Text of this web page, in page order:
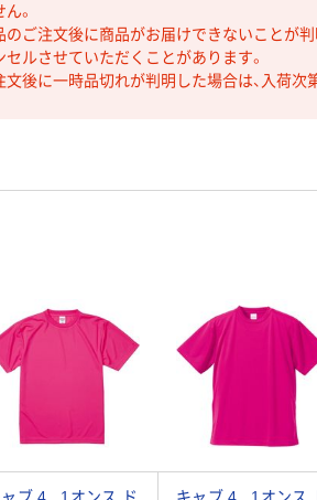
。
のご注文後に商品がお届けできないことが判
セルさせていただくことがあります。
文後に一時品切れが判明した場合は、入荷次